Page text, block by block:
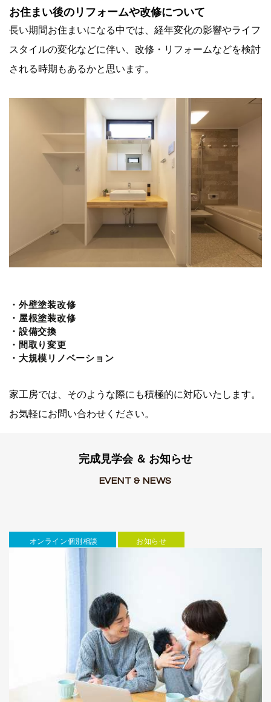
お住まい後のリフォームや改修について
長い期間お住まいになる中では、経年変化の影響やライフ
スタイルの変化などに伴い、改修・リフォームなどを検討
される時期もあるかと思います。
・外壁塗装改修
・屋根塗装改修
・設備交換
・間取り変更
・大規模リノベーション
家工房では、そのような際にも積極的に対応いたします。
お気軽にお問い合わせください。
完成見学会 ＆ お知らせ
EVENT & NEWS
オンライン個別相談 お知らせ